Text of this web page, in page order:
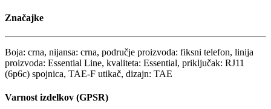
Značajke
Boja: crna, nijansa: crna, područje proizvoda: fiksni telefon, linija
proizvoda: Essential Line, kvaliteta: Essential, priključak: RJ11
(6p6c) spojnica, TAE-F utikač, dizajn: TAE
Varnost izdelkov (GPSR)